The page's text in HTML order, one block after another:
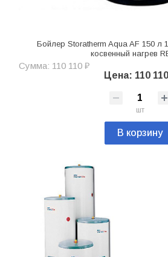
Бойлер Storatherm Aqua AF 150 л
косвенный нагрев
Сумма: 110 110 ₽
Цена: 110
шт
В корзину